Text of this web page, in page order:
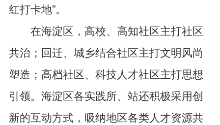
红打卡地”。
在海淀区，高校、高知社区主打社区
共治；回迁、城乡结合社区主打文明风尚
塑造；高档社区、科技人才社区主打思想
引领。海淀区各实践所、站还积极采用创
新的互动方式，吸纳地区各类人才资源共